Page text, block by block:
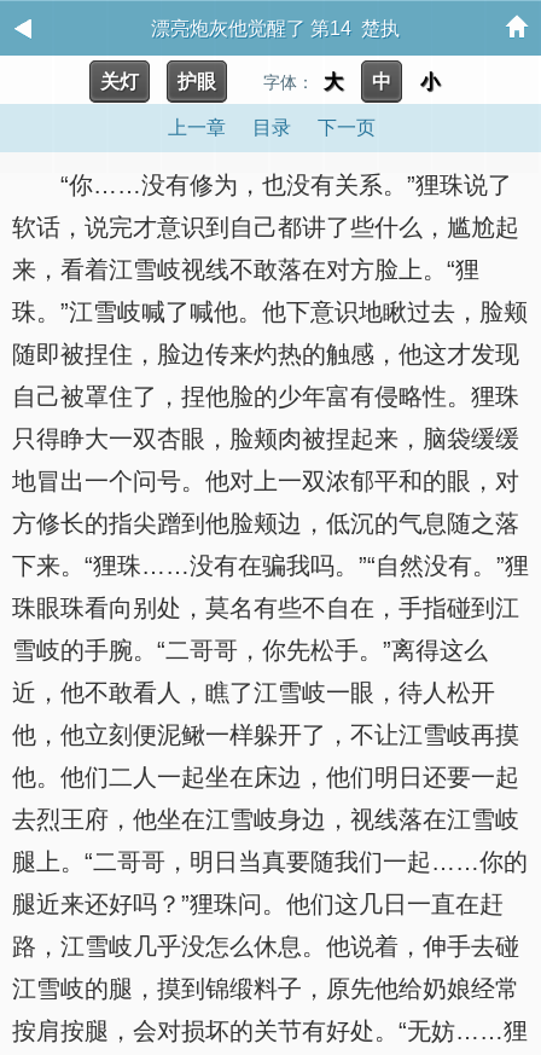
漂亮炮灰他觉醒了 第14 楚执
关灯 护眼 字体： 大 中 小
上一章 目录 下一页
“你……没有修为，也没有关系。”狸珠说了
软话，说完才意识到自己都讲了些什么，尴尬起
来，看着江雪岐视线不敢落在对方脸上。“狸
珠。”江雪岐喊了喊他。他下意识地瞅过去，脸颊
随即被捏住，脸边传来灼热的触感，他这才发现
自己被罩住了，捏他脸的少年富有侵略性。狸珠
只得睁大一双杏眼，脸颊肉被捏起来，脑袋缓缓
地冒出一个问号。他对上一双浓郁平和的眼，对
方修长的指尖蹭到他脸颊边，低沉的气息随之落
下来。“狸珠……没有在骗我吗。”“自然没有。”狸
珠眼珠看向别处，莫名有些不自在，手指碰到江
雪岐的手腕。“二哥哥，你先松手。”离得这么
近，他不敢看人，瞧了江雪岐一眼，待人松开
他，他立刻便泥鳅一样躲开了，不让江雪岐再摸
他。他们二人一起坐在床边，他们明日还要一起
去烈王府，他坐在江雪岐身边，视线落在江雪岐
腿上。“二哥哥，明日当真要随我们一起……你的
腿近来还好吗？”狸珠问。他们这几日一直在赶
路，江雪岐几乎没怎么休息。他说着，伸手去碰
江雪岐的腿，摸到锦缎料子，原先他给奶娘经常
按肩按腿，会对损坏的关节有好处。“无妨……狸